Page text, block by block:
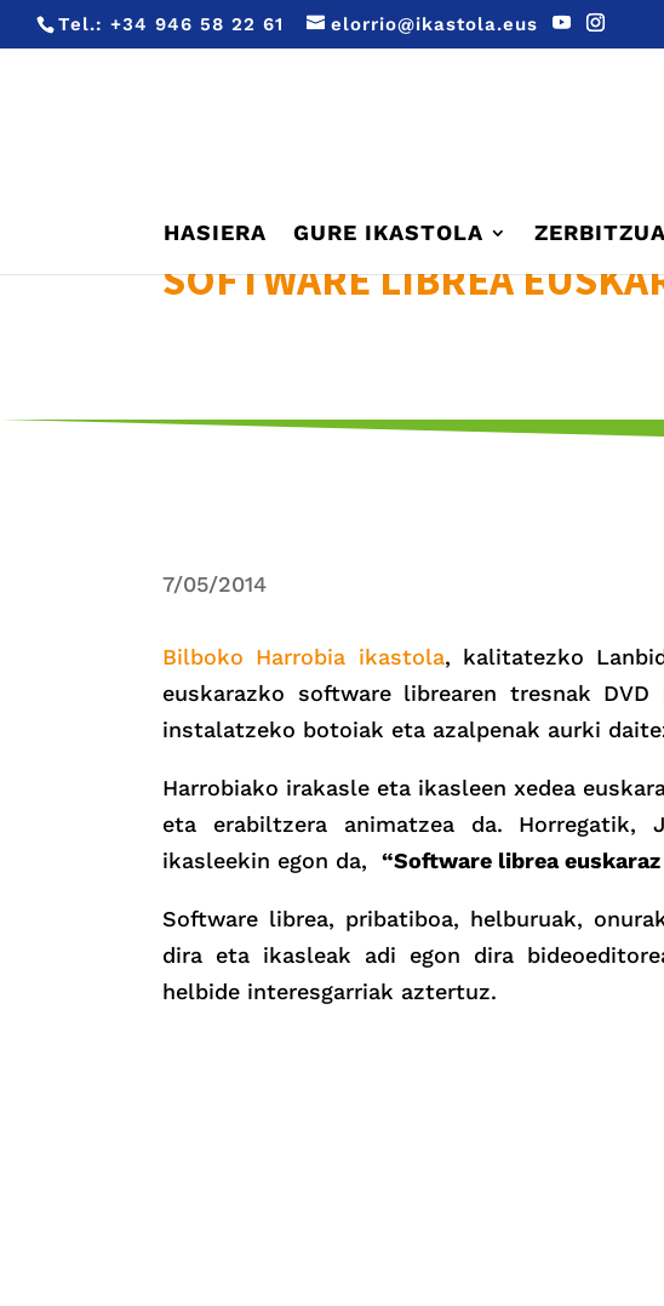
Tel.: +34 946 58 22 61 elorrio@ikastola.eus
HASIERA GURE IKASTOLA
SOFTWARE LIBREA
7/05/2014
Bilboko Harrobia ikastola, kalitatezko
euskarazko software librearen tresnak
instalatzeko botoiak eta azalpenak aurki
Harrobiako irakasle eta ikasleen xedea
eta erabiltzera animatzea da. Horregatik,
ikasleekin egon da,“Software librea euskaraz
Software librea, pribatiboa, helburuak,
dira eta ikasleak adi egon dira
helbide interesgarriak aztertuz.